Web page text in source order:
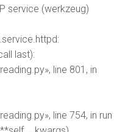
service (werkzeug)
last):
line 801, in
line 754, in run